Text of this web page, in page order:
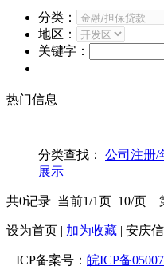
分类：
地区：
关键字：
热门信息
分类查找： 公司注册/
展示
共0记录 当前1/1页 10/页
设为首页 | 加为收藏 | 安庆
ICP备案号： 皖ICP备